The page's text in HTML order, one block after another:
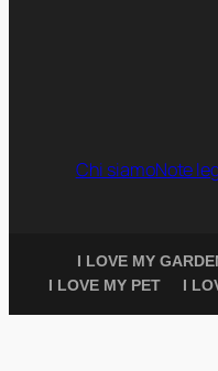
Chi siamoNote
I LOVE MY
I LOVE MY PET
I